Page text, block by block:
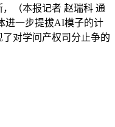
（本报记者 赵瑞科 通
进一步提拔AI模子的计
对学问产权司分止争的